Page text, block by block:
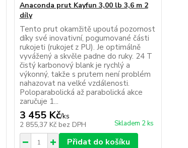
Anaconda prut Kayfun 3,00 lb 3,6 m 2
díly
Tento prut okamžitě upoutá pozornost
díky své inovativní, pogumované části
rukojeti (rukojeť z PU). Je optimálně
vyvážený a skvěle padne do ruky. 24 T
čistý karbonový blank je rychlý a
výkonný, takže s prutem není problém
nahazovat na velké vzdálenosti.
Poloparabolická až parabolická akce
zaručuje 1...
3 455 Kč/ks
2 855,37 Kč bez DPH Skladem 2 ks
Přidat do košíku